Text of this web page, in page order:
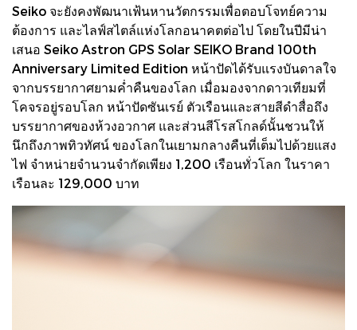
Seiko จะยังคงพัฒนาเฟ้นหานวัตกรรมเพื่อตอบโจทย์ความ
ต้องการ และไลฟ์สไตล์แห่งโลกอนาคตต่อไป โดยในปีมีน่า
เสนอ Seiko Astron GPS Solar SEIKO Brand 100th
Anniversary Limited Edition หน้าปัดได้รับแรงบันดาลใจ
จากบรรยากาศยามค่ำคืนของโลก เมื่อมองจากดาวเทียมที่
โคจรอยู่รอบโลก หน้าปัดซันเรย์ ตัวเรือนและสายสีดำสื่อถึง
บรรยากาศของห้วงอวกาศ และส่วนสีโรสโกลด์นั้นชวนให้
นึกถึงภาพทิวทัศน์ ของโลกในเยามกลางคืนที่เต็มไปด้วยแสง
ไฟ จำหน่ายจำนวนจำกัดเพียง 1,200 เรือนทั่วโลก ในราคา
เรือนละ 129,000 บาท